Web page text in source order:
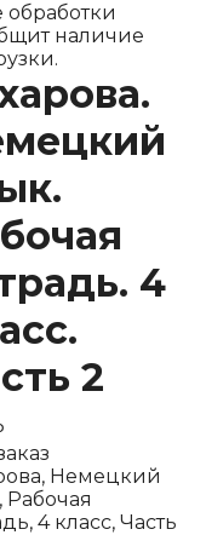
наличие
4
2
Немецкий
Рабочая
4 класс, Часть